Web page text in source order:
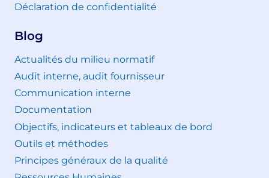
Déclaration de confidentialité
Blog
Actualités du milieu normatif
Audit interne, audit fournisseur
Communication interne
Documentation
Objectifs, indicateurs et tableaux de bord
Outils et méthodes
Principes généraux de la qualité